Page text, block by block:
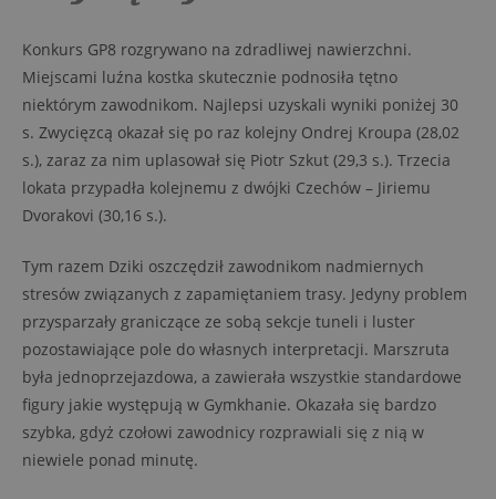
Konkurs GP8 rozgrywano na zdradliwej nawierzchni.
Miejscami luźna kostka skutecznie podnosiła tętno
niektórym zawodnikom. Najlepsi uzyskali wyniki poniżej 30
s. Zwycięzcą okazał się po raz kolejny Ondrej Kroupa (28,02
s.), zaraz za nim uplasował się Piotr Szkut (29,3 s.). Trzecia
lokata przypadła kolejnemu z dwójki Czechów – Jiriemu
Dvorakovi (30,16 s.).
Tym razem Dziki oszczędził zawodnikom nadmiernych
stresów związanych z zapamiętaniem trasy. Jedyny problem
przysparzały graniczące ze sobą sekcje tuneli i luster
pozostawiające pole do własnych interpretacji. Marszruta
była jednoprzejazdowa, a zawierała wszystkie standardowe
figury jakie występują w Gymkhanie. Okazała się bardzo
szybka, gdyż czołowi zawodnicy rozprawiali się z nią w
niewiele ponad minutę.